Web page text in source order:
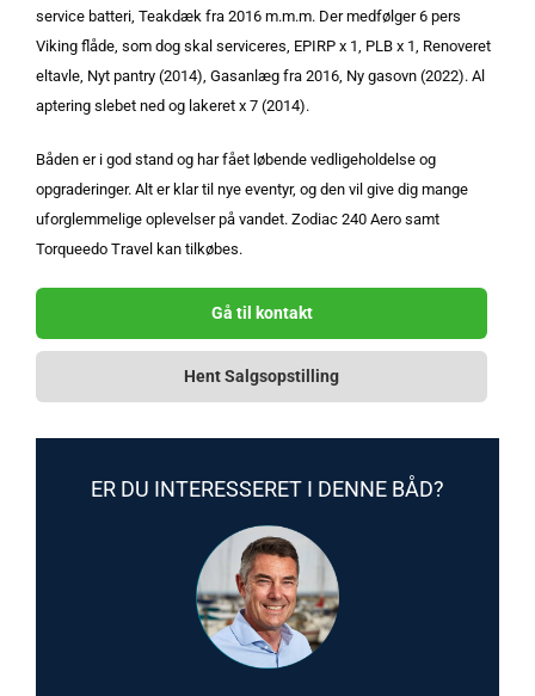
service batteri, Teakdæk fra 2016 m.m.m. Der medfølger 6 pers
Viking flåde, som dog skal serviceres, EPIRP x 1, PLB x 1, Renoveret
eltavle, Nyt pantry (2014), Gasanlæg fra 2016, Ny gasovn (2022). Al
aptering slebet ned og lakeret x 7 (2014).
Båden er i god stand og har fået løbende vedligeholdelse og
opgraderinger. Alt er klar til nye eventyr, og den vil give dig mange
uforglemmelige oplevelser på vandet. Zodiac 240 Aero samt
Torqueedo Travel kan tilkøbes.
Gå til kontakt
Hent Salgsopstilling
ER DU INTERESSERET I DENNE BÅD?